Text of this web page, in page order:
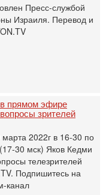
Пресс-службой
Израиля. Перевод и
прямом эфире
зрителей
марта 2022г в 16-30 по
30 мск) Яков Кедми
телезрителей
Подпишитесь на
канал